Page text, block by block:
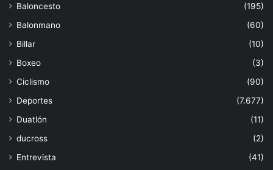
Baloncesto
(195)
Balonmano
(60)
Billar
(10)
Boxeo
(3)
Ciclismo
(90)
Deportes
(7.677)
Duatlón
(11)
ducross
(2)
Entrevista
(41)